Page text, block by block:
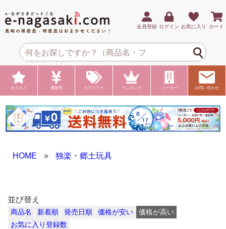
会員登録 ログイン お気に入り カート
オススメ 価格帯 カテゴリー ランキング メーカー お問い合わせ
HOME » 独楽・郷土玩具
並び替え
商品名 新着順 発売日順 価格が安い
価格が高い
お気に入り登録数